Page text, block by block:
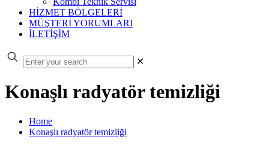
HİZMET BÖLGELERİ
MÜŞTERİ YORUMLARI
İLETİŞİM
✕
Konaşlı radyatör temizliği
Home
Konaşlı radyatör temizliği